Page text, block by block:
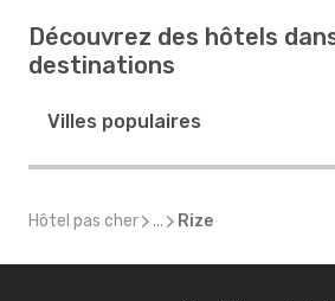
Découvrez des hôtels
destinations
Villes populaires
Hôtel pas cher ... Rize